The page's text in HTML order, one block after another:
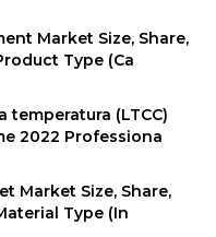
Market Size, Share,
Type (Ca
(LTCC)
2022 Professiona
Market Size, Share,
Type (In